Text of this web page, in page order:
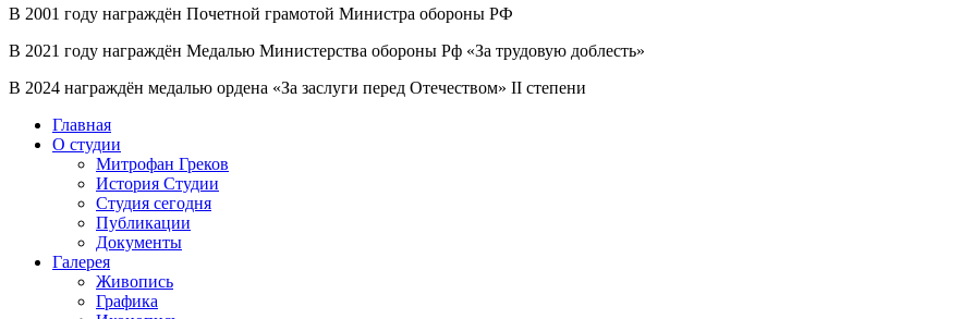
В 2001 году награж­дён Почетной гра­мо­той Министра обо­ро­ны РФ
В 2021 году награж­дён Медалью Министерства обо­ро­ны Рф «За тру­до­вую доблесть»
В 2024 награж­дён меда­лью орде­на «За заслу­ги перед Отечеством» II степени
Главная
О студии
Митрофан Греков
История Студии
Студия сегодня
Публикации
Документы
Галерея
Живопись
Графика